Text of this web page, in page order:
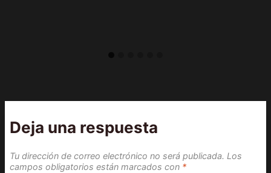
Deja una respuesta
Tu dirección de correo electrónico no será publicada. Los
campos obligatorios están marcados con *